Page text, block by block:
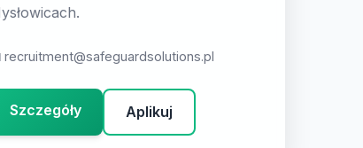
recruitment@safeguardsolutions.pl
Szczegóły Aplikuj